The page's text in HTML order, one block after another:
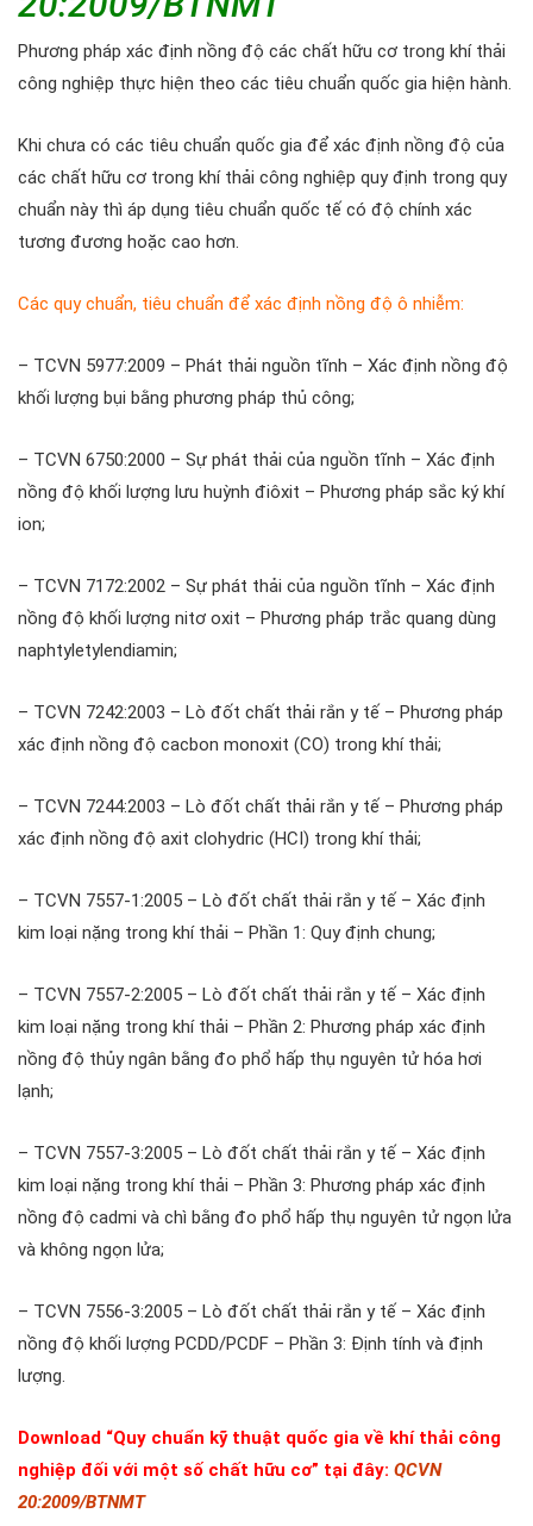
Phương pháp xác định nồng độ các chất hữu cơ trong khí thải
công nghiệp thực hiện theo các tiêu chuẩn quốc gia hiện hành.
Khi chưa có các tiêu chuẩn quốc gia để xác định nồng độ của
các chất hữu cơ trong khí thải công nghiệp quy định trong quy
chuẩn này thì áp dụng tiêu chuẩn quốc tế có độ chính xác
tương đương hoặc cao hơn.
Các quy chuẩn, tiêu chuẩn để xác định nồng độ ô nhiễm:
– TCVN 5977:2009 – Phát thải nguồn tĩnh – Xác định nồng độ
khối lượng bụi bằng phương pháp thủ công;
– TCVN 6750:2000 – Sự phát thải của nguồn tĩnh – Xác định
nồng độ khối lượng lưu huỳnh điôxit – Phương pháp sắc ký khí
ion;
– TCVN 7172:2002 – Sự phát thải của nguồn tĩnh – Xác định
nồng độ khối lượng nitơ oxit – Phương pháp trắc quang dùng
naphtyletylendiamin;
– TCVN 7242:2003 – Lò đốt chất thải rắn y tế – Phương pháp
xác định nồng độ cacbon monoxit (CO) trong khí thải;
– TCVN 7244:2003 – Lò đốt chất thải rắn y tế – Phương pháp
xác định nồng độ axit clohydric (HCI) trong khí thải;
– TCVN 7557-1:2005 – Lò đốt chất thải rắn y tế – Xác định
kim loại nặng trong khí thải – Phần 1: Quy định chung;
– TCVN 7557-2:2005 – Lò đốt chất thải rắn y tế – Xác định
kim loại nặng trong khí thải – Phần 2: Phương pháp xác định
nồng độ thủy ngân bằng đo phổ hấp thụ nguyên tử hóa hơi
lạnh;
– TCVN 7557-3:2005 – Lò đốt chất thải rắn y tế – Xác định
kim loại nặng trong khí thải – Phần 3: Phương pháp xác định
nồng độ cadmi và chì bằng đo phổ hấp thụ nguyên tử ngọn lửa
và không ngọn lửa;
– TCVN 7556-3:2005 – Lò đốt chất thải rắn y tế – Xác định
nồng độ khối lượng PCDD/PCDF – Phần 3: Định tính và định
lượng.
Download “Quy chuẩn kỹ thuật quốc gia về khí thải công
nghiệp đối với một số chất hữu cơ” tại đây: QCVN
20:2009/BTNMT